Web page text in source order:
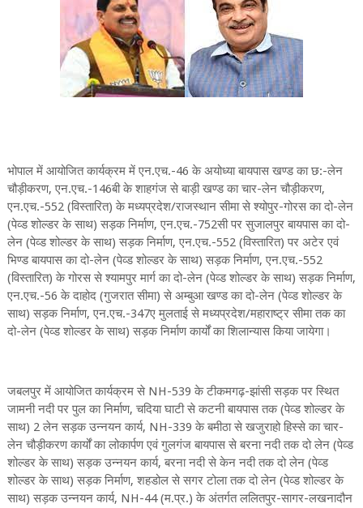
भोपाल में आयोजित कार्यक्रम में एन.एच.-46 के अयोध्या बायपास खण्ड का छ:-लेन
चौड़ीकरण, एन.एच.-146बी के शाहगंज से बाड़ी खण्ड का चार-लेन चौड़ीकरण,
एन.एच.-552 (विस्तारित) के मध्यप्रदेश/राजस्थान सीमा से श्योपुर-गोरस का दो-लेन
(पेव्ड शोल्डर के साथ) सड़क निर्माण, एन.एच.-752सी पर सुजालपुर बायपास का दो-
लेन (पेव्ड शोल्डर के साथ) सड़क निर्माण, एन.एच.-552 (विस्तारित) पर अटेर एवं
भिण्ड बायपास का दो-लेन (पेव्ड शोल्डर के साथ) सड़क निर्माण, एन.एच.-552
(विस्तारित) के गोरस से श्यामपुर मार्ग का दो-लेन (पेव्ड शोल्डर के साथ) सड़क निर्माण,
एन.एच.-56 के दाहोद (गुजरात सीमा) से अम्बुआ खण्ड का दो-लेन (पेव्ड शोल्डर के
साथ) सड़क निर्माण, एन.एच.-347ए मुलताई से मध्यप्रदेश/महाराष्ट्र सीमा तक का
दो-लेन (पेव्ड शोल्डर के साथ) सड़क निर्माण कार्यों का शिलान्यास किया जायेगा।
जबलपुर में आयोजित कार्यक्रम से NH-539 के टीकमगढ़-झांसी सड़क पर स्थित
जामनी नदी पर पुल का निर्माण, चदिया घाटी से कटनी बायपास तक (पेव्ड शोल्डर के
साथ) 2 लेन सड़क उन्नयन कार्य, NH-339 के बमीठा से खजुराहो हिस्से का चार-
लेन चौड़ीकरण कार्यों का लोकार्पण एवं गुलगंज बायपास से बरना नदी तक दो लेन (पेव्ड
शोल्डर के साथ) सड़क उन्नयन कार्य, बरना नदी से केन नदी तक दो लेन (पेव्ड
शोल्डर के साथ) सड़क निर्माण, शहडोल से सगर टोला तक दो लेन (पेव्ड शोल्डर के
साथ) सड़क उन्नयन कार्य, NH-44 (म.प्र.) के अंतर्गत ललितपुर-सागर-लखनादौन